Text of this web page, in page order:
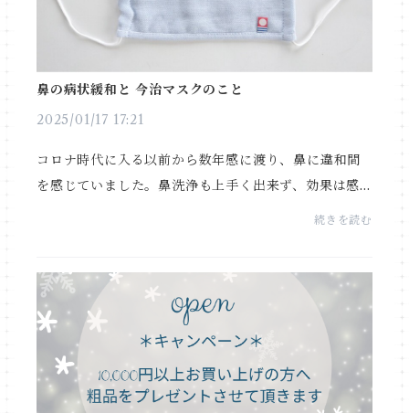
鼻の病状緩和と 今治マスクのこと
2025/01/17 17:21
コロナ時代に入る以前から数年感に渡り、鼻に違和間
を感じていました。鼻洗浄も上手く出来ず、効果は感
じられませんでした。一時は病院へ行こうかと思った
続きを読む